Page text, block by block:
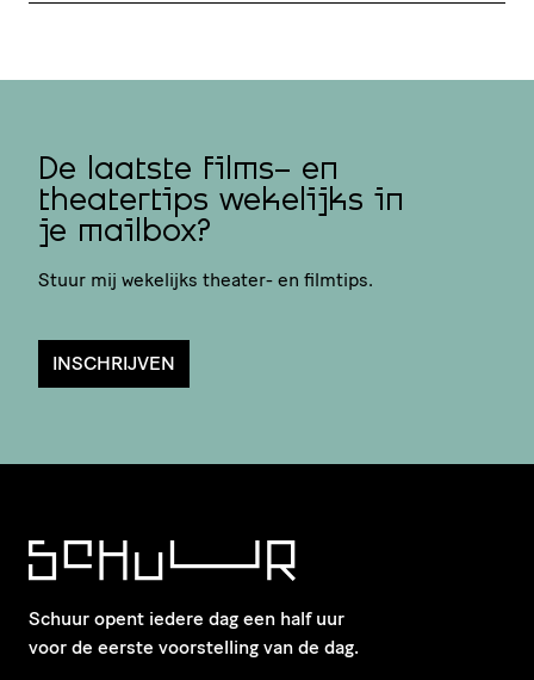
De laatste films- en
theatertips wekelijks in
je mailbox?
Stuur mij wekelijks theater- en filmtips.
INSCHRIJVEN
Schuur opent iedere dag een half uur
voor de eerste voorstelling van de dag.